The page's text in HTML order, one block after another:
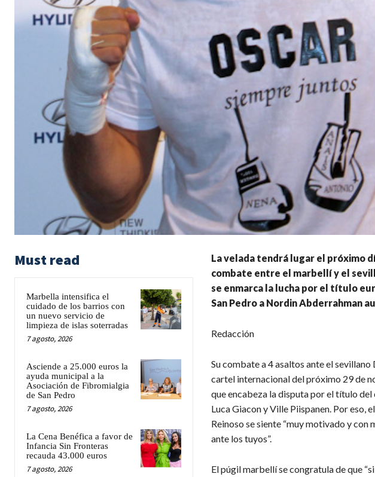
Must read
Marbella intensifica el
cuidado de los barrios con
un nuevo servicio de
limpieza de islas soterradas
7 agosto, 2026
Asciende a 25.000 euros la
ayuda municipal a la
Asociación de Fibromialgia
de San Pedro
7 agosto, 2026
La Cena Benéfica a favor de
Infancia Sin Fronteras
recauda 43.000 euros
7 agosto, 2026
La velada tendrá lugar el próximo
combate entre el marbellí y el
se enmarca la lucha por el título
San Pedro a Nordin Abderrahman
Redacción
Su combate a 4 asaltos ante el sevillano
cartel internacional del próximo 29 de
que encabeza la disputa por el título
Luca Giacon y Ville Piispanen. Por
Reinoso se siente “muy motivado y con
ante los tuyos”.
El púgil marbellí se congratula de que